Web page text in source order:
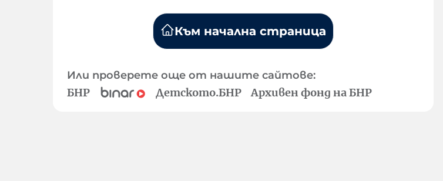
Към начална страница
Или проверете още от нашите сайтове:
БНР Детското.БНР Архивен фонд на БНР